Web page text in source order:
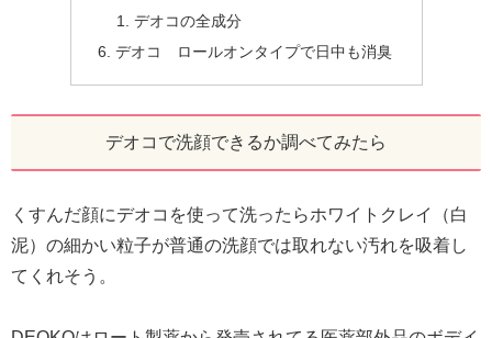
デオコの全成分
デオコ ロールオンタイプで日中も消臭
デオコで洗顔できるか調べてみたら
くすんだ顔にデオコを使って洗ったらホワイトクレイ（白
泥）の細かい粒子が普通の洗顔では取れない汚れを吸着し
てくれそう。